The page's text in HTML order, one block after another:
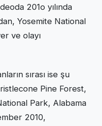
201o yılında
Yosemite National
ve olayı
sırası ise şu
Pine Forest,
Park, Alabama
2010,